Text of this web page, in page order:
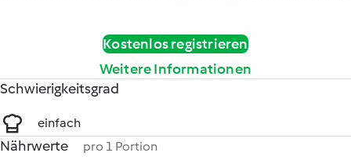
Kostenlos registrieren
Weitere Informationen
Schwierigkeitsgrad
einfach
Nährwerte pro 1 Portion